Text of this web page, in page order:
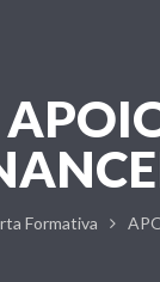
Formativa